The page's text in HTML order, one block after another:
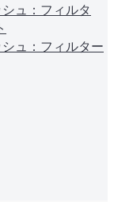
ュ：フィルタ
ュ：フィルター